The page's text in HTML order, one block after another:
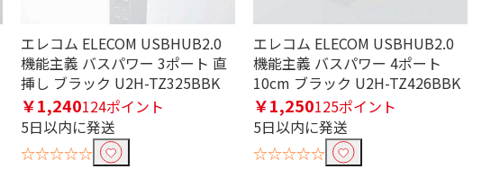
エレコム ELECOM USBHUB2.0
機能主義 バスパワー 3ポート 直
挿し ブラック U2H-TZ325BBK
￥1,240124ポイント
5日以内に発送
☆☆☆☆☆
エレコム ELECOM USBHUB2.0
機能主義 バスパワー 4ポート
10cm ブラック U2H-TZ426BBK
￥1,250125ポイント
5日以内に発送
☆☆☆☆☆